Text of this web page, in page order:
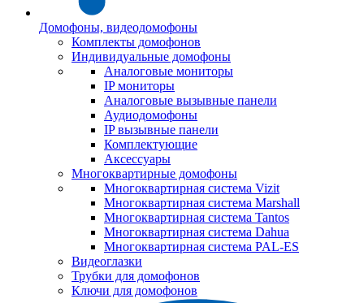
Домофоны, видеодомофоны
Комплекты домофонов
Индивидуальные домофоны
Аналоговые мониторы
IP мониторы
Аналоговые вызывные панели
Аудиодомофоны
IP вызывные панели
Комплектующие
Аксессуары
Многоквартирные домофоны
Многоквартирная система Vizit
Многоквартирная система Marshall
Многоквартирная система Tantos
Многоквартирная система Dahua
Многоквартирная система PAL-ES
Видеоглазки
Трубки для домофонов
Ключи для домофонов